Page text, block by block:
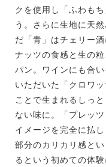
クを使用し「ふわも
う。さらに生地に天
だ「青」はチェリー
ナッツの食感と生の
パン。ワインにも合
いただいた「クロワ
ことで生まれるしっ
ない味に。「プレッ
イメージを完全に払
部分のカリカリ感と
るという初めての体